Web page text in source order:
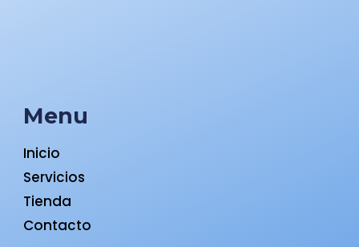
Menu
Inicio
Servicios
Tienda
Contacto